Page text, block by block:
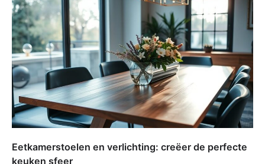
Eetkamerstoelen en verlichting: creëer de perfecte
keuken sfeer